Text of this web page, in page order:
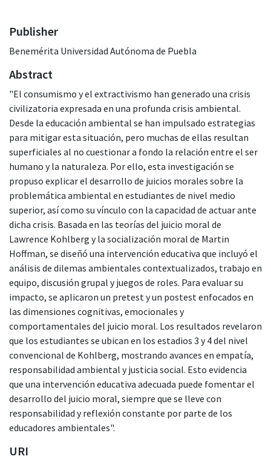
Publisher
Benemérita Universidad Autónoma de Puebla
Abstract
"El consumismo y el extractivismo han generado una crisis
civilizatoria expresada en una profunda crisis ambiental.
Desde la educación ambiental se han impulsado estrategias
para mitigar esta situación, pero muchas de ellas resultan
superficiales al no cuestionar a fondo la relación entre el ser
humano y la naturaleza. Por ello, esta investigación se
propuso explicar el desarrollo de juicios morales sobre la
problemática ambiental en estudiantes de nivel medio
superior, así como su vínculo con la capacidad de actuar ante
dicha crisis. Basada en las teorías del juicio moral de
Lawrence Kohlberg y la socialización moral de Martin
Hoffman, se diseñó una intervención educativa que incluyó el
análisis de dilemas ambientales contextualizados, trabajo en
equipo, discusión grupal y juegos de roles. Para evaluar su
impacto, se aplicaron un pretest y un postest enfocados en
las dimensiones cognitivas, emocionales y
comportamentales del juicio moral. Los resultados revelaron
que los estudiantes se ubican en los estadios 3 y 4 del nivel
convencional de Kohlberg, mostrando avances en empatía,
responsabilidad ambiental y justicia social. Esto evidencia
que una intervención educativa adecuada puede fomentar el
desarrollo del juicio moral, siempre que se lleve con
responsabilidad y reflexión constante por parte de los
educadores ambientales".
URI